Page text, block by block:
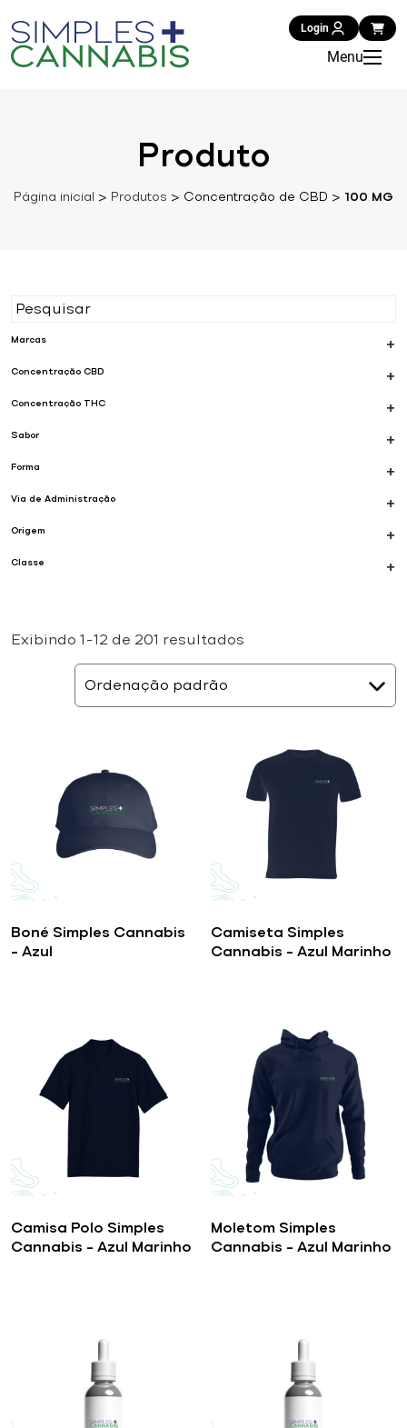
Login
Menu
Produto
Página inicial > Produtos > Concentração de CBD > 100 MG
Marcas +
Concentração CBD +
Concentração THC +
Sabor +
Forma +
Via de Administração +
Origem +
Classe +
Exibindo 1–12 de 201 resultados
Boné Simples Cannabis
– Azul
Camiseta Simples
Cannabis – Azul Marinho
Camisa Polo Simples
Cannabis – Azul Marinho
Moletom Simples
Cannabis – Azul Marinho